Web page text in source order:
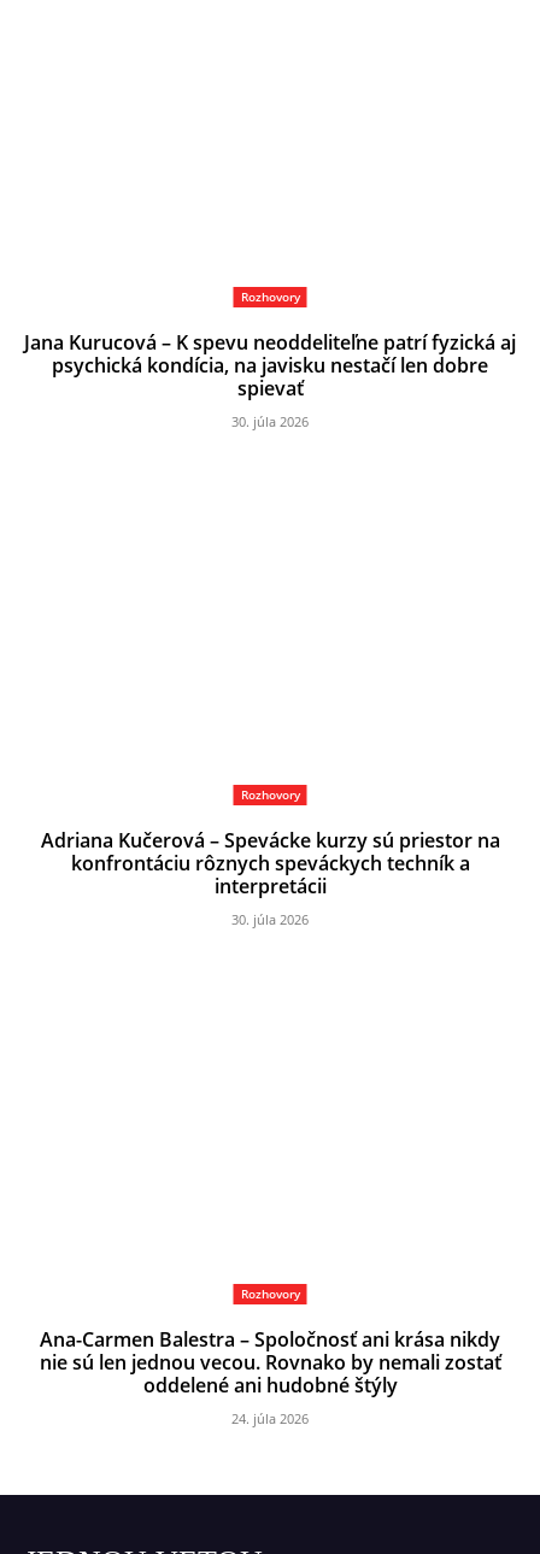
Rozhovory
Jana Kurucová – K spevu neoddeliteľne patrí fyzická aj
psychická kondícia, na javisku nestačí len dobre
spievať
30. júla 2026
Rozhovory
Adriana Kučerová – Spevácke kurzy sú priestor na
konfrontáciu rôznych speváckych techník a
interpretácii
30. júla 2026
Rozhovory
Ana-Carmen Balestra – Spoločnosť ani krása nikdy
nie sú len jednou vecou. Rovnako by nemali zostať
oddelené ani hudobné štýly
24. júla 2026